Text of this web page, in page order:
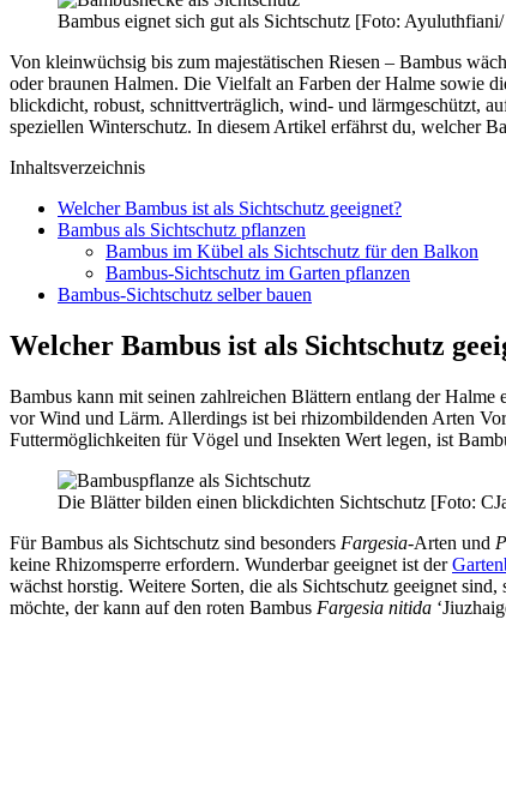
Bambus eignet sich gut als Sichtschutz [Foto:
Von kleinwüchsig bis zum majestätischen Riesen – Bambus
oder braunen Halmen. Die Vielfalt an Farben der Halme sowie
blickdicht, robust, schnittverträglich, wind- und lärmgeschützt,
speziellen Winterschutz. In diesem Artikel erfährst du, welcher
Inhaltsverzeichnis
Welcher Bambus ist als Sichtschutz geeignet?
Bambus als Sichtschutz pflanzen
Bambus im Kübel als Sichtschutz für den Balkon
Bambus-Sichtschutz im Garten pflanzen
Bambus-Sichtschutz selber bauen
Welcher Bambus ist als Sichtschutz
Bambus kann mit seinen zahlreichen Blättern entlang der
vor Wind und Lärm. Allerdings ist bei rhizombildenden Arten
Futtermöglichkeiten für Vögel und Insekten Wert legen, ist
Die Blätter bilden einen blickdichten Sichtschutz [Foto:
Für Bambus als Sichtschutz sind besonders Fargesia-Arten und
keine Rhizomsperre erfordern. Wunderbar geeignet ist der
wächst horstig. Weitere Sorten, die als Sichtschutz geeignet sind,
möchte, der kann auf den roten Bambus Fargesia nitida